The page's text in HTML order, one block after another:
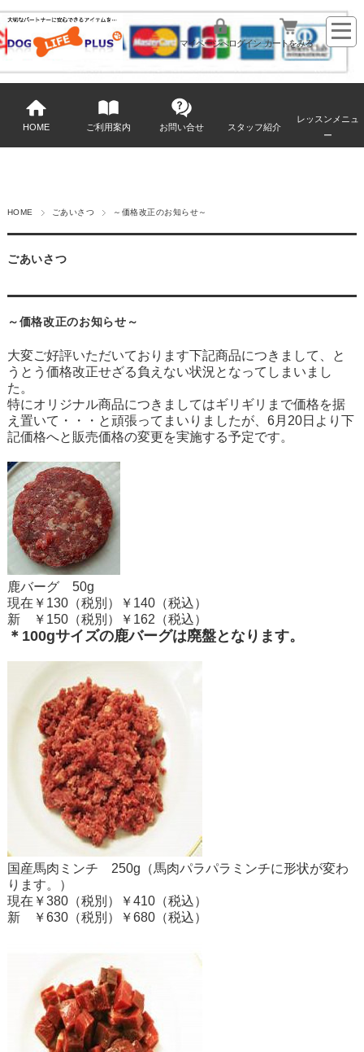
マイページへログイン カートをみる
HOME ご利用案内 お問い合せ スタッフ紹介
レッスンメニュ
ー
HOME ごあいさつ ～価格改正のお知らせ～
ごあいさつ
～価格改正のお知らせ～
大変ご好評いただいております下記商品につきまして、と
うとう価格改正せざる負えない状況となってしまいまし
た。
特にオリジナル商品につきましてはギリギリまで価格を据
え置いて・・・と頑張ってまいりましたが、6月20日より下
記価格へと販売価格の変更を実施する予定です。
鹿バーグ 50g
現在￥130（税別）￥140（税込）
新 ￥150（税別）￥162（税込）
＊100gサイズの鹿バーグは廃盤となります。
国産馬肉ミンチ 250g（馬肉パラパラミンチに形状が変わ
ります。）
現在￥380（税別）￥410（税込）
新 ￥630（税別）￥680（税込）